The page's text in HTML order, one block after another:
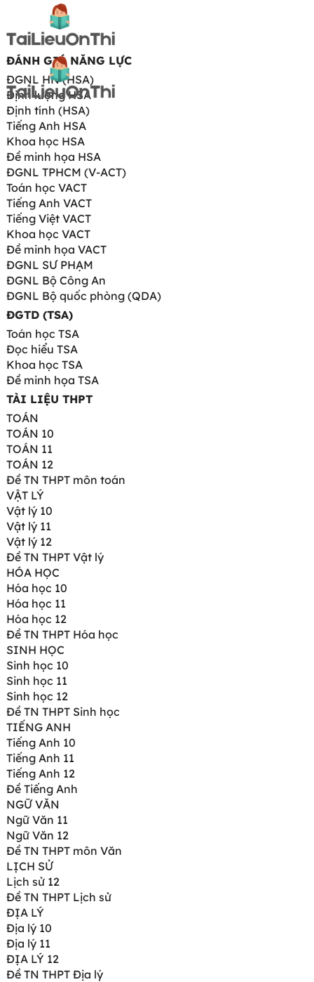
ĐÁNH GIÁ NĂNG LỰC
ĐGNL HN (HSA)
Định lượng HSA
Định tính (HSA)
Tiếng Anh HSA
Khoa học HSA
Đề minh họa HSA
ĐGNL TPHCM (V-ACT)
Toán học VACT
Tiếng Anh VACT
Tiếng Việt VACT
Khoa học VACT
Đề minh họa VACT
ĐGNL SƯ PHẠM
ĐGNL Bộ Công An
ĐGNL Bộ quốc phòng (QDA)
ĐGTD (TSA)
Toán học TSA
Đọc hiểu TSA
Khoa học TSA
Đề minh họa TSA
TÀI LIỆU THPT
TOÁN
TOÁN 10
TOÁN 11
TOÁN 12
Đề TN THPT môn toán
VẬT LÝ
Vật lý 10
Vật lý 11
Vật lý 12
Đề TN THPT Vật lý
HÓA HỌC
Hóa học 10
Hóa học 11
Hóa học 12
Đề TN THPT Hóa học
SINH HỌC
Sinh học 10
Sinh học 11
Sinh học 12
Đề TN THPT Sinh học
TIẾNG ANH
Tiếng Anh 10
Tiếng Anh 11
Tiếng Anh 12
Đề Tiếng Anh
NGỮ VĂN
Ngữ Văn 11
Ngữ Văn 12
Đề TN THPT môn Văn
LỊCH SỬ
Lịch sử 12
Đề TN THPT Lịch sử
ĐỊA LÝ
Địa lý 10
Địa lý 11
ĐỊA LÝ 12
Đề TN THPT Địa lý